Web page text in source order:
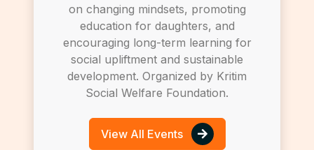
on changing mindsets, promoting
education for daughters, and
encouraging long-term learning for
social upliftment and sustainable
development. Organized by Kritim
Social Welfare Foundation.
View All Events